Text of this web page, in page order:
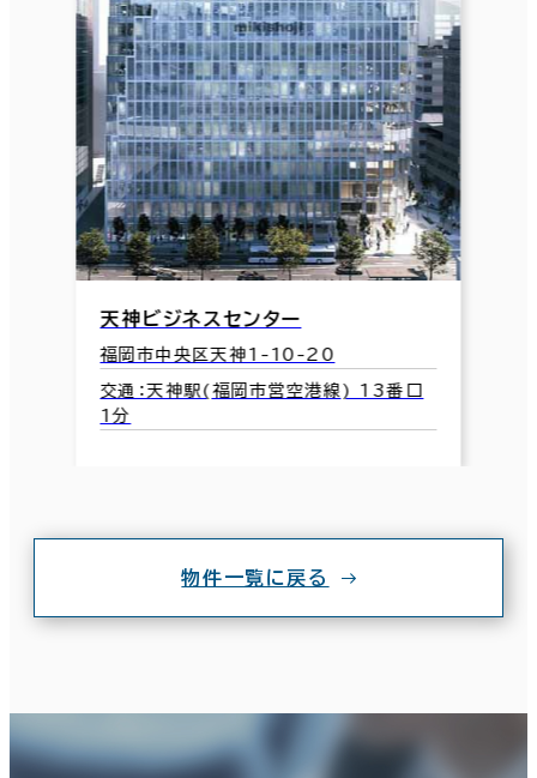
天神ビジネスセンター
福岡市中央区天神1-10-20
交通：天神駅(福岡市営空港線) 13番口
1分
物件一覧に戻る